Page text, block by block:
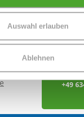
Auswahl erlauben
Ablehnen
+49